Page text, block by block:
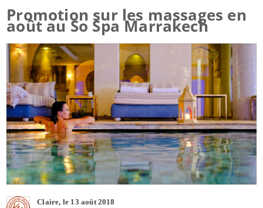
Promotion sur les massages en
août au So Spa Marrakech
Claire, le 13 août 2018